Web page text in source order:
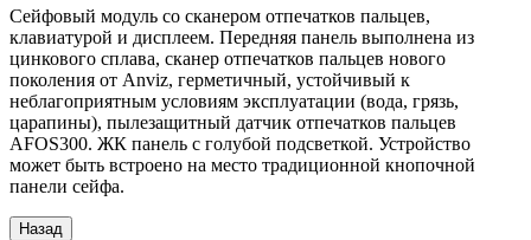
Сейфовый модуль со сканером отпечатков пальцев,
клавиатурой и дисплеем. Передняя панель выполнена из
цинкового сплава, сканер отпечатков пальцев нового
поколения от Anviz, герметичный, устойчивый к
неблагоприятным условиям эксплуатации (вода, грязь,
царапины), пылезащитный датчик отпечатков пальцев
AFOS300. ЖК панель с голубой подсветкой. Устройство
может быть встроено на место традиционной кнопочной
панели сейфа.